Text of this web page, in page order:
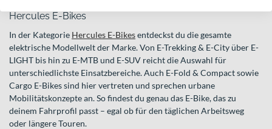
Hercules E-Bikes
In der Kategorie Hercules E-Bikesentdeckst du die gesamte
elektrische Modellwelt der Marke. Von E-Trekking & E-City über E-
LIGHT bis hin zu E-MTB und E-SUV reicht die Auswahl für
unterschiedlichste Einsatzbereiche. Auch E-Fold & Compact sowie
Cargo E-Bikes sind hier vertreten und sprechen urbane
Mobilitätskonzepte an. So findest du genau das E-Bike, das zu
deinem Fahrprofil passt – egal ob für den täglichen Arbeitsweg
oder längere Touren.